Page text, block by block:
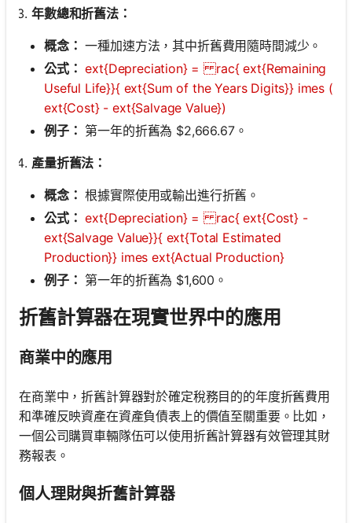
年數總和折舊法：
概念： 一種加速方法，其中折舊費用隨時間減少。
公式： ext{Depreciation} = rac{ ext{Remaining
Useful Life}}{ ext{Sum of the Years Digits}} imes (
ext{Cost} - ext{Salvage Value})
例子： 第一年的折舊為 $2,666.67。
產量折舊法：
概念： 根據實際使用或輸出進行折舊。
公式： ext{Depreciation} = rac{ ext{Cost} -
ext{Salvage Value}}{ ext{Total Estimated
Production}} imes ext{Actual Production}
例子： 第一年的折舊為 $1,600。
折舊計算器在現實世界中的應用
商業中的應用
在商業中，折舊計算器對於確定稅務目的的年度折舊費用
和準確反映資產在資產負債表上的價值至關重要。比如，
一個公司購買車輛隊伍可以使用折舊計算器有效管理其財
務報表。
個人理財與折舊計算器